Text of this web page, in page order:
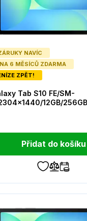
NAVÍC
6 MĚSÍCŮ ZDARMA
ZPĚT!
Tab S10 FE/SM-
12GB/
Přidat do košíku